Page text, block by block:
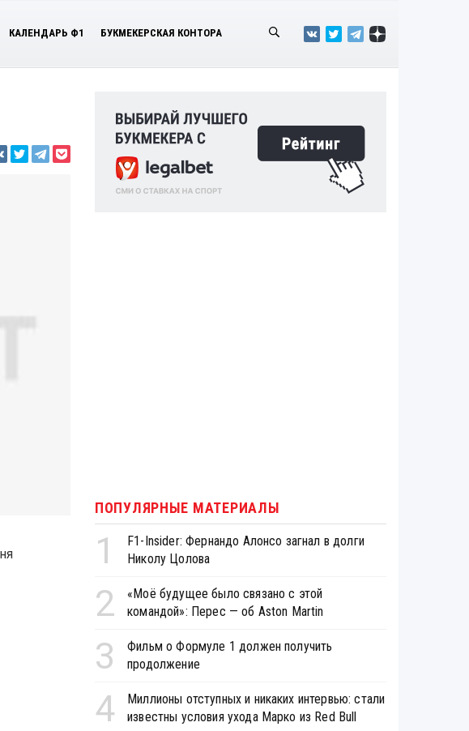
КАЛЕНДАРЬ Ф1 БУКМЕКЕРСКАЯ КОНТОРА
ПОПУЛЯРНЫЕ МАТЕРИАЛЫ
1
F1-Insider: Фернандо Алонсо загнал в долги
Николу Цолова
2
«Моё будущее было связано с этой
командой»: Перес — об Aston Martin
3
Фильм о Формуле 1 должен получить
продолжение
4
Миллионы отступных и никаких интервью: стали
известны условия ухода Марко из Red Bull